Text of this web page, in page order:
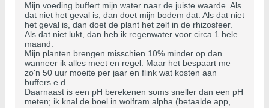
Mijn voeding buffert mijn water naar de juiste waarde. Als
dat niet het geval is, dan doet mijn bodem dat. Als dat niet
het geval is, dan doet de plant het zelf in de rhizosfeer.
Als dat niet lukt, dan heb ik regenwater voor circa 1 hele
maand.
Mijn planten brengen misschien 10% minder op dan
wanneer ik alles meet en regel. Maar het bespaart me
zo'n 50 uur moeite per jaar en flink wat kosten aan
buffers e.d.
Daarnaast is een pH berekenen soms sneller dan een pH
meten; ik knal de boel in wolfram alpha (betaalde app,